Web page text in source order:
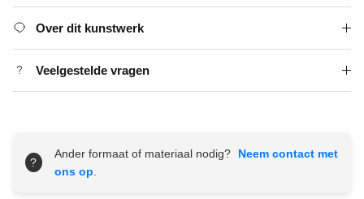
Over dit kunstwerk
Veelgestelde vragen
?
Ander formaat of materiaal nodig?
Neem contact met
ons op.